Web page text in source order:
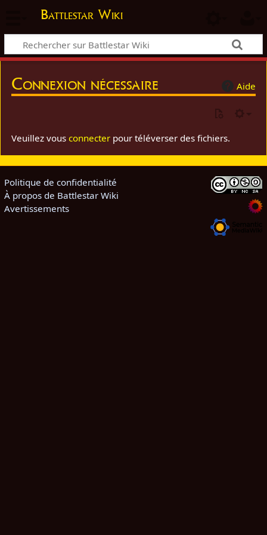
Battlestar Wiki
Aide
Connexion nécessaire
Veuillez vousconnecter pour téléverser des fichiers.
Politique de confidentialité
À propos de Battlestar Wiki
Avertissements